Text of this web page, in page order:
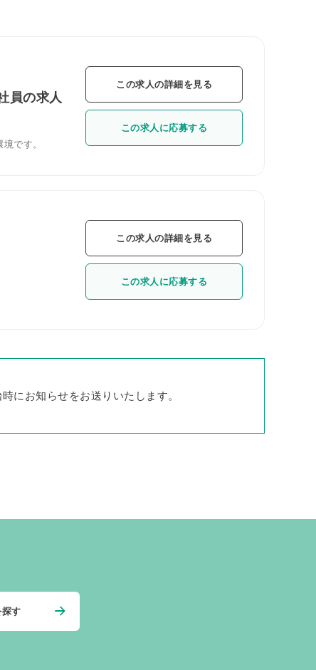
員の求人
です。
この求人の詳細を見る
この求人に応募する
この求人の詳細を見る
この求人に応募する
にお知らせをお送りいたします。
探す